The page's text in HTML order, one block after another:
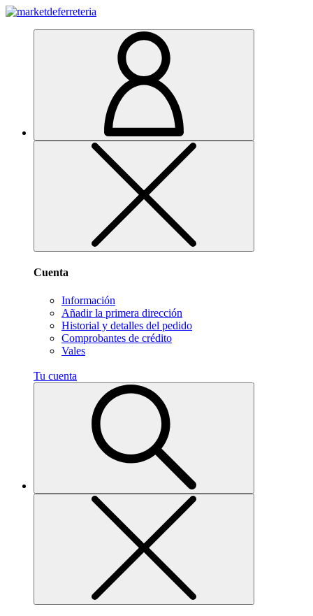
Cuenta
Información
Añadir la primera dirección
Historial y detalles del pedido
Comprobantes de crédito
Vales
Tu cuenta